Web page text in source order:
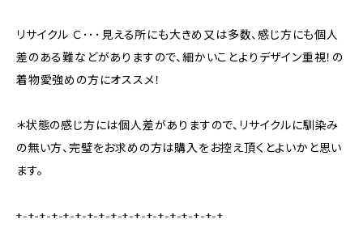
リサイクル Ｃ･･･見える所にも大きめ又は多数、感じ方にも個人
差のある難などがありますので、細かいことよりデザイン重視！の
着物愛強めの方にオススメ！
＊状態の感じ方には個人差がありますので、リサイクルに馴染み
の無い方、完璧をお求めの方は購入をお控え頂くとよいかと思い
ます。
+-+-+-+-+-+-+-+-+-+-+-+-+-+-+-+-+-+